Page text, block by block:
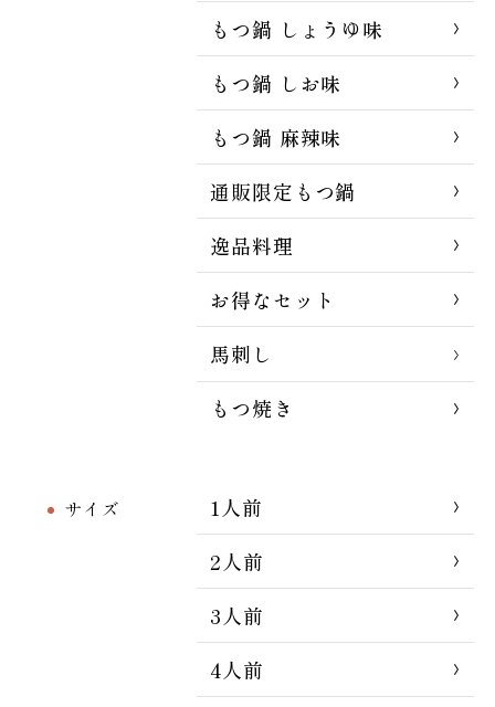
もつ鍋 しょうゆ味
もつ鍋 しお味
もつ鍋 麻辣味
通販限定もつ鍋
逸品料理
お得なセット
馬刺し
もつ焼き
サイズ
1人前
2人前
3人前
4人前